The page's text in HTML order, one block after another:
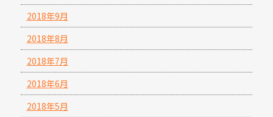
2018年9月
2018年8月
2018年7月
2018年6月
2018年5月